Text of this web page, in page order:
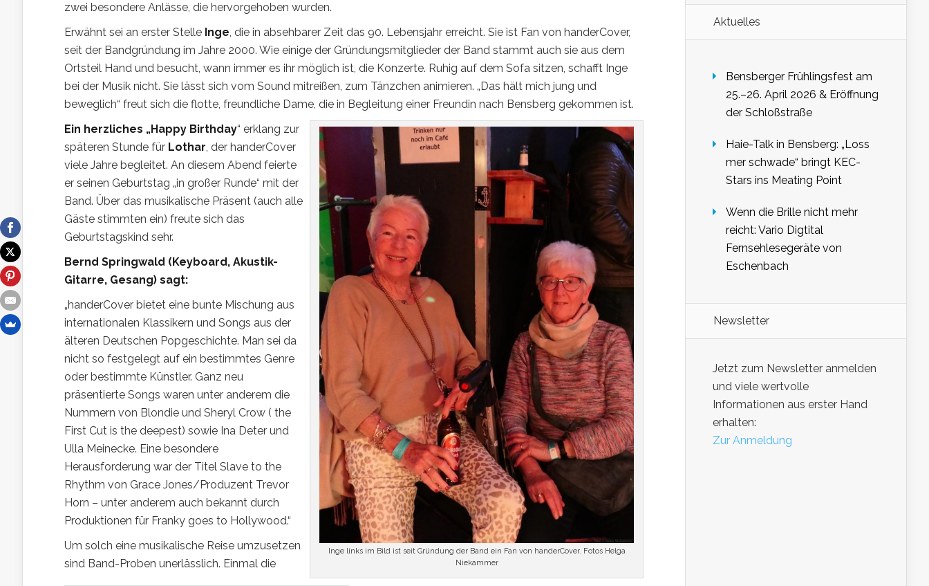
zwei besondere Anlässe, die hervorgehoben wurden.
Erwähnt sei an erster Stelle Inge, die in absehbarer Zeit das 90. Lebensjahr erreicht. Sie ist Fan von handerCover,
seit der Bandgründung im Jahre 2000. Wie einige der Gründungsmitglieder der Band stammt auch sie aus dem
Ortsteil Hand und besucht, wann immer es ihr möglich ist, die Konzerte. Ruhig auf dem Sofa sitzen, schafft Inge
bei der Musik nicht. Sie lässt sich vom Sound mitreißen, zum Tänzchen animieren. „Das hält mich jung und
beweglich“ freut sich die flotte, freundliche Dame, die in Begleitung einer Freundin nach Bensberg gekommen ist.
Inge links im Bild ist seit Gründung der Band ein Fan von handerCover. Fotos Helga
Niekammer
Ein herzliches „Happy Birthday“ erklang zur
späteren Stunde für Lothar, der handerCover
viele Jahre begleitet. An diesem Abend feierte
er seinen Geburtstag „in großer Runde“ mit der
Band. Über das musikalische Präsent (auch alle
Gäste stimmten ein) freute sich das
Geburtstagskind sehr.
Bernd Springwald (Keyboard, Akustik-
Gitarre, Gesang) sagt:
„handerCover bietet eine bunte Mischung aus
internationalen Klassikern und Songs aus der
älteren Deutschen Popgeschichte. Man sei da
nicht so festgelegt auf ein bestimmtes Genre
oder bestimmte Künstler. Ganz neu
präsentierte Songs waren unter anderem die
Nummern von Blondie und Sheryl Crow ( the
First Cut is the deepest) sowie Ina Deter und
Ulla Meinecke. Eine besondere
Herausforderung war der Titel Slave to the
Rhythm von Grace Jones/Produzent Trevor
Horn – unter anderem auch bekannt durch
Produktionen für Franky goes to Hollywood.“
Um solch eine musikalische Reise umzusetzen
sind Band-Proben unerlässlich. Einmal die
Aktuelles
Bensberger Frühlingsfest am
25.–26. April 2026 & Eröffnung
der Schloßstraße
Haie-Talk in Bensberg: „Loss
mer schwade“ bringt KEC-
Stars ins Meating Point
Wenn die Brille nicht mehr
reicht: Vario Digtital
Fernsehlesegeräte von
Eschenbach
Newsletter
Jetzt zum Newsletter anmelden
und viele wertvolle
Informationen aus erster Hand
erhalten:
Zur Anmeldung